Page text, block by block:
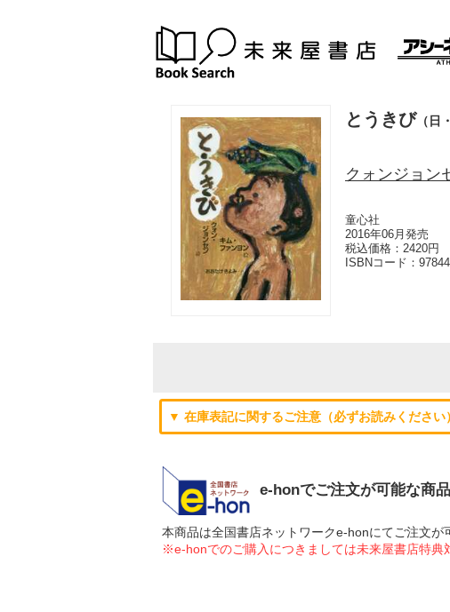
とうきび （日
クォンジョ
童心社
2016年06月発売
税込価格：2420円
ISBNコード：
▼ 在庫表記に関するご注意（必ずお読みください）
e-honでご注文が可能な商
本商品は全国書店ネットワークe-honにてご注文が
※e-honでのご購入につきましては未来屋書店特典